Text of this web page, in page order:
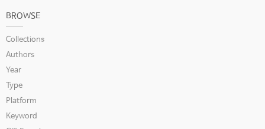
BROWSE
Collections
Authors
Year
Type
Platform
Keyword